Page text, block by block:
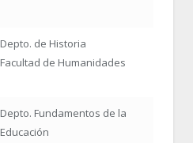
Depto. de Historia
Facultad de Humanidades
Depto. Fundamentos de la
Educación